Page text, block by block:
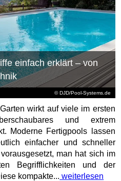
© DJD/Pool-Systems.de
einfach erklärt – von
wirkt auf viele im ersten
und extrem
Moderne Fertigpools lassen
einfacher und schneller
man hat sich im
Begrifflichkeiten und der
kompakte... weiterlesen